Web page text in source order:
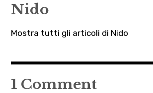
Nido
Mostra tutti gli articoli di Nido
1 Comment